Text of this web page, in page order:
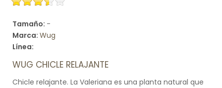
Tamaño: -
Marca: Wug
Línea:
WUG CHICLE RELAJANTE
Chicle relajante. La Valeriana es una planta natural que